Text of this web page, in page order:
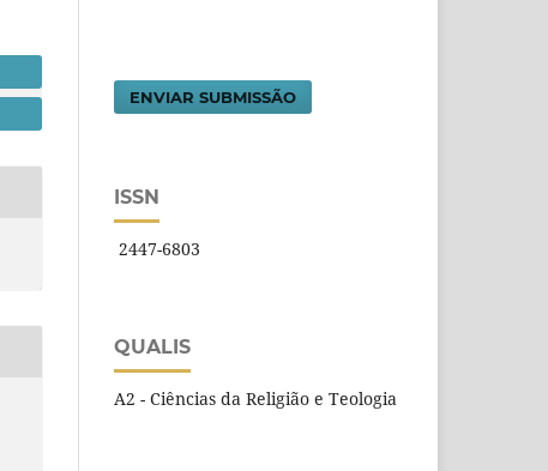
ENVIAR SUBMISSÃO
ISSN
2447-6803
QUALIS
A2 - Ciências da Religião e Teologia